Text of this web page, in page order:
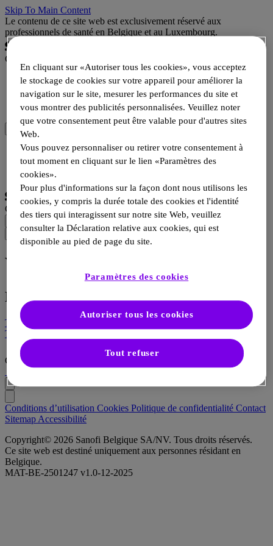
Skip To Main Content
Le contenu de ce site web est exclusivement réservé aux
professionnels de santé en Belgique et au Luxembourg.
Campus
Aires thérapeutiques
Ressources
Produits
Se connecter
S'enregistrer
Choisir la langue
Campus
VRS
Ressources
Tout voir
Tout voir
Campus
Conditions d’utilisation Cookies Politique de confidentialité Contact
Sitemap Accessibilité
Copyright© 2026 Sanofi Belgique SA/NV. Tous droits réservés.
Ce site web est destiné uniquement aux personnes résidant en
Belgique.
MAT-BE-2501247 v1.0-12-2025
En cliquant sur «Autoriser tous les cookies», vous acceptez
le stockage de cookies sur votre appareil pour améliorer la
navigation sur le site, mesurer les performances du site et
vous montrer des publicités personnalisées. Veuillez noter
que votre consentement peut être valable pour d'autres sites
Web.
Vous pouvez personnaliser ou retirer votre consentement à
tout moment en cliquant sur le lien «Paramètres des
cookies».
Pour plus d'informations sur la façon dont nous utilisons les
cookies, y compris la durée totale des cookies et l'identité
des tiers qui interagissent sur notre site Web, veuillez
consulter la Déclaration relative aux cookies, qui est
disponible au pied de page du site.
Paramètres des cookies
Tout refuser
Autoriser tous les cookies